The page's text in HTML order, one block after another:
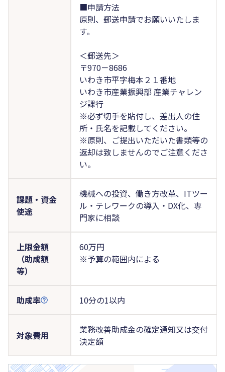
■申請方法
原則、郵送申請でお願いいたしま
す。
＜郵送先＞
〒970－8686
いわき市平字梅本２１番地
いわき市産業振興部 産業チャレン
ジ課行
※必ず切手を貼付し、差出人の住
所・氏名を記載してください。
※原則、ご提出いただいた書類等の
返却は致しませんのでご注意くださ
い。
課題・資金
使途
機械への投資、働き方改革、ITツー
ル・テレワークの導入・DX化、専
門家に相談
上限金額
（助成額
等）
60万円
※予算の範囲内による
助成率 10分の1以内
対象費用
業務改善助成金の確定通知又は交付
決定額